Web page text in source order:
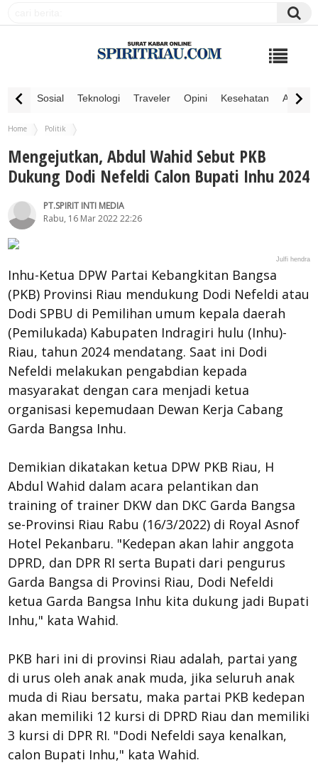
Sosial Teknologi Traveler Opini Kesehatan
Home
Politik
Mengejutkan, Abdul Wahid Sebut PKB
Dukung Dodi Nefeldi Calon Bupati Inhu 2024
PT.SPIRIT INTI MEDIA
Rabu, 16 Mar 2022 22:26
Julfi hendra
Inhu-Ketua DPW Partai Kebangkitan Bangsa
(PKB) Provinsi Riau mendukung Dodi Nefeldi atau
Dodi SPBU di Pemilihan umum kepala daerah
(Pemilukada) Kabupaten Indragiri hulu (Inhu)-
Riau, tahun 2024 mendatang. Saat ini Dodi
Nefeldi melakukan pengabdian kepada
masyarakat dengan cara menjadi ketua
organisasi kepemudaan Dewan Kerja Cabang
Garda Bangsa Inhu.
Demikian dikatakan ketua DPW PKB Riau, H
Abdul Wahid dalam acara pelantikan dan
training of trainer DKW dan DKC Garda Bangsa
se-Provinsi Riau Rabu (16/3/2022) di Royal Asnof
Hotel Pekanbaru. "Kedepan akan lahir anggota
DPRD, dan DPR RI serta Bupati dari pengurus
Garda Bangsa di Provinsi Riau, Dodi Nefeldi
ketua Garda Bangsa Inhu kita dukung jadi Bupati
Inhu," kata Wahid.
PKB hari ini di provinsi Riau adalah, partai yang
di urus oleh anak anak muda, jika seluruh anak
muda di Riau bersatu, maka partai PKB kedepan
akan memiliki 12 kursi di DPRD Riau dan memiliki
3 kursi di DPR RI. "Dodi Nefeldi saya kenalkan,
calon Bupati Inhu," kata Wahid.